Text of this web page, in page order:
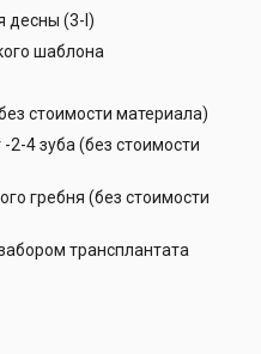
десны (3-I)
шаблона
стоимости материала)
2-4 зуба (без стоимости
гребня (без стоимости
трансплантата